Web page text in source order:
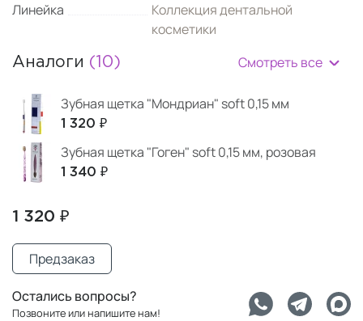
Линейка
Коллекция дентальной
косметики
Аналоги (10) Смотреть все
Зубная щетка "Мондриан" soft 0,15 мм
1 320 ₽
Зубная щетка "Гоген" soft 0,15 мм, розовая
1 340 ₽
1 320 ₽
Предзаказ
Остались вопросы?
Позвоните или напишите нам!